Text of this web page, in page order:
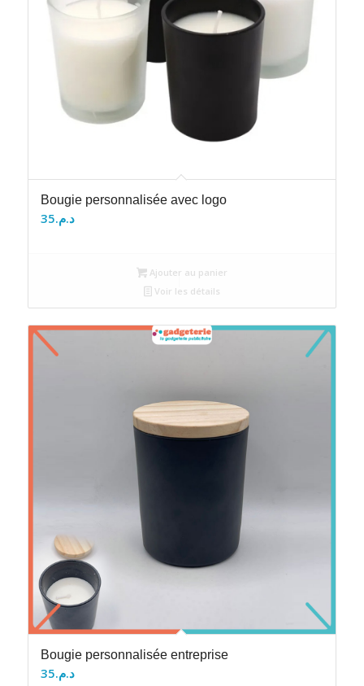
Bougie personnalisée avec logo
د.م.35
Ajouter au panier
Voir les détails
Bougie personnalisée entreprise
د.م.35